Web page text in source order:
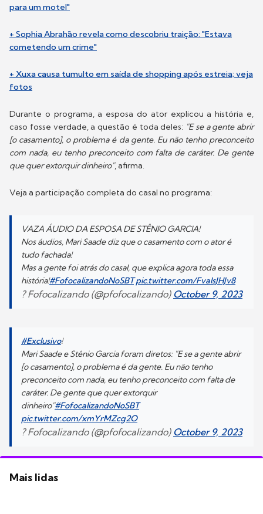
para um motel"
+ Sophia Abrahão revela como descobriu traição: "Estava
cometendo um crime"
+ Xuxa causa tumulto em saída de shopping após estreia; veja
fotos
Durante o programa, a esposa do ator explicou a história e,
caso fosse verdade, a questão é toda deles: "E se a gente abrir
[o casamento], o problema é da gente. Eu não tenho preconceito
com nada, eu tenho preconceito com falta de caráter. De gente
que quer extorquir dinheiro", afirma.
Veja a participação completa do casal no programa:
VAZA ÁUDIO DA ESPOSA DE STÊNIO GARCIA!
Nos áudios, Mari Saade diz que o casamento com o ator é
tudo fachada!
Mas a gente foi atrás do casal, que explica agora toda essa
história!#FofocalizandoNoSBT pic.twitter.com/FvaIsJHJv8
? Fofocalizando (@pfofocalizando) October 9, 2023
#Exclusivo!
Mari Saade e Stênio Garcia foram diretos: "E se a gente abrir
[o casamento], o problema é da gente. Eu não tenho
preconceito com nada, eu tenho preconceito com falta de
caráter. De gente que quer extorquir
dinheiro"#FofocalizandoNoSBT
pic.twitter.com/xmYrMZcg2O
? Fofocalizando (@pfofocalizando) October 9, 2023
Mais lidas